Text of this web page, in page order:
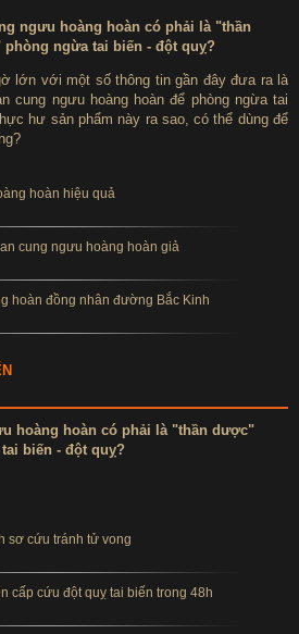
ngưu hoàng hoàn có phải là "thần
ngừa tai biến - đột quỵ?
lớn với một số thông tin gần đây đưa ra là
cung ngưu hoàng hoàn để phòng ngừa tai
hư sản phẩm này ra sao, có thể dùng để
hoàn hiệu quả
cung ngưu hoàng hoàn giả
hoàn đồng nhân đường Bắc Kinh
hoàng hoàn có phải là "thần dược"
biến - đột quỵ?
sơ cứu tránh tử vong
cấp cứu đột quỵ tai biến trong 48h